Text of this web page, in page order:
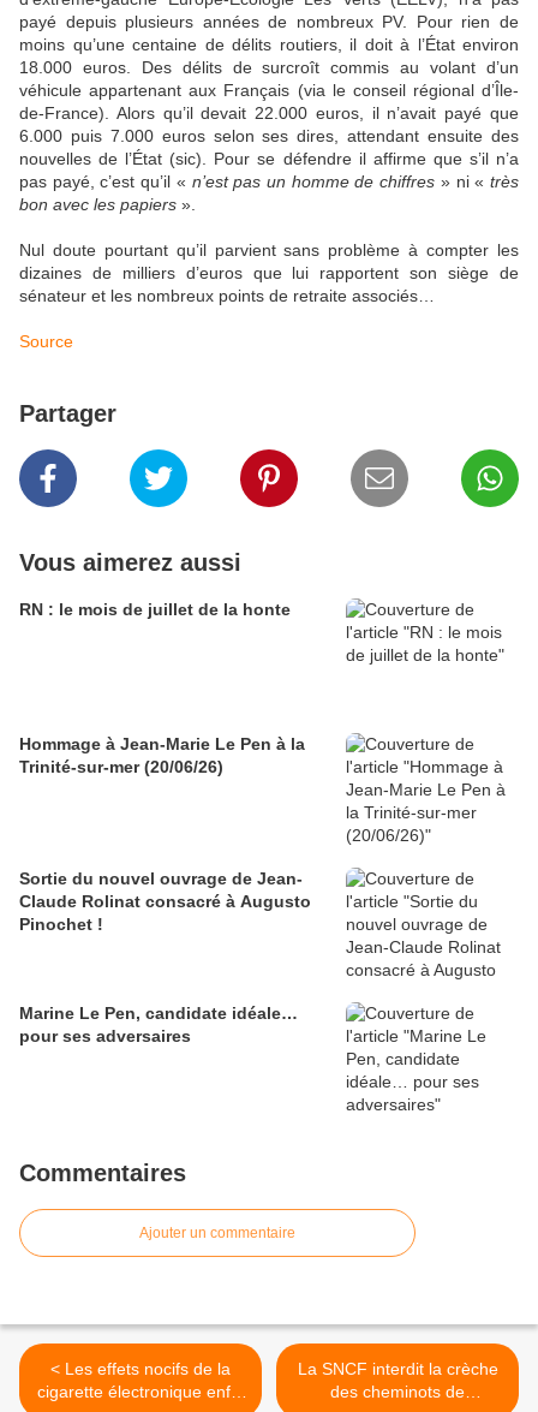
payé depuis plusieurs années de nombreux PV. Pour rien de
moins qu’une centaine de délits routiers, il doit à l’État environ
18.000 euros. Des délits de surcroît commis au volant d’un
véhicule appartenant aux Français (via le conseil régional d’Île-
de-France). Alors qu’il devait 22.000 euros, il n’avait payé que
6.000 puis 7.000 euros selon ses dires, attendant ensuite des
nouvelles de l’État (sic). Pour se défendre il affirme que s’il n’a
pas payé, c’est qu’il « n’est pas un homme de chiffres » ni «très
bon avec les papiers ».
Nul doute pourtant qu’il parvient sans problème à compter les
dizaines de milliers d’euros que lui rapportent son siège de
sénateur et les nombreux points de retraite associés…
Source
Partager
Vous aimerez aussi
RN : le mois de juillet de la honte
Hommage à Jean-Marie Le Pen à la
Trinité-sur-mer (20/06/26)
Sortie du nouvel ouvrage de Jean-
Claude Rolinat consacré à Augusto
Pinochet !
Marine Le Pen, candidate idéale…
pour ses adversaires
Commentaires
Ajouter un commentaire
< Les effets nocifs de la
cigarette électronique enfin
La SNCF interdit la crèche
des cheminots de